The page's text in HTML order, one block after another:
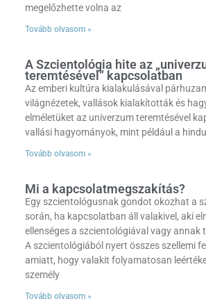
megelőzhette volna az
Tovább olvasom »
A Szcientológia hite az
teremtésével” kapcsolatban
Az emberi kultúra kialakulásával
világnézetek, vallások kialakították és
elméletüket az univerzum teremtésével
vallási hagyományok, mint például a
Tovább olvasom »
Mi a kapcsolatmegszakítás?
Egy szcientológusnak gondot okozhat a
során, ha kapcsolatban áll valakivel, aki
ellenséges a szcientológiával vagy annak
A szcientológiából nyert összes szellemi
amiatt, hogy valakit folyamatosan
személy
Tovább olvasom »